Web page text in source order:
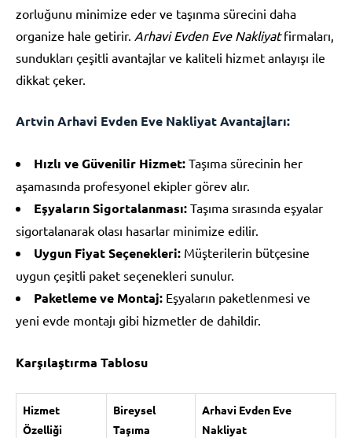
zorluğunu minimize eder ve taşınma sürecini daha
organize hale getirir. Arhavi Evden Eve Nakliyatfirmaları,
sundukları çeşitli avantajlar ve kaliteli hizmet anlayışı ile
dikkat çeker.
Artvin Arhavi Evden Eve Nakliyat Avantajları:
Hızlı ve Güvenilir Hizmet: Taşıma sürecinin her
aşamasında profesyonel ekipler görev alır.
Eşyaların Sigortalanması: Taşıma sırasında eşyalar
sigortalanarak olası hasarlar minimize edilir.
Uygun Fiyat Seçenekleri: Müşterilerin bütçesine
uygun çeşitli paket seçenekleri sunulur.
Paketleme ve Montaj: Eşyaların paketlenmesi ve
yeni evde montajı gibi hizmetler de dahildir.
Karşılaştırma Tablosu
Hizmet
Özelliği
Bireysel
Taşıma
Arhavi Evden Eve
Nakliyat